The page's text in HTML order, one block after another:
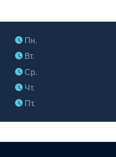
Пн.
Вт.
Ср.
Чт.
Пт.